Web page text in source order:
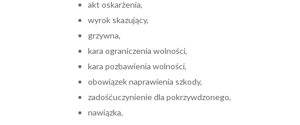
akt oskarżenia,
wyrok skazujący,
grzywna,
kara ograniczenia wolności,
kara pozbawienia wolności,
obowiązek naprawienia szkody,
zadośćuczynienie dla pokrzywdzonego,
nawiązka,